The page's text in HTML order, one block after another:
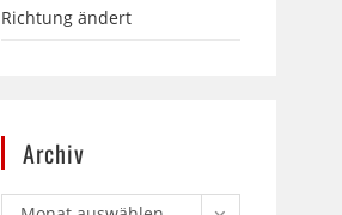
Richtung ändert
Archiv